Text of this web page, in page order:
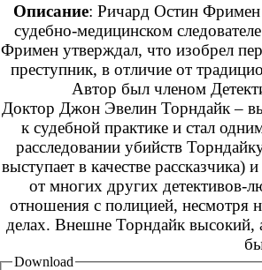
Описание: Ричард Остин Фримен
судебно-медицинском
Фримен утверждал, что изобрел
преступник, в отличие от
Автор был членом
Доктор Джон Эвелин Торндайк –
к судебной практике и стал
расследовании убийств
выступает в качестве
от многих других детективов-
отношения с полицией, несмотря
делах. Внешне Торндайк высокий,
Download